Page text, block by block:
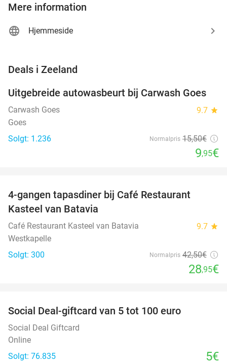
Mere information
Hjemmeside
Deals i Zeeland
36%
Uitgebreide autowasbeurt bij Carwash Goes
Carwash Goes 9.7 star
Goes
Solgt: 1.236
Normalpris 15,50€
9,95€
4-gangen tapasdiner bij Café Restaurant
Kasteel van Batavia
Café Restaurant Kasteel van Batavia 9.7 star
Westkapelle
Solgt: 300
Normalpris 42,50€
28,95€
Social Deal-giftcard van 5 tot 100 euro
Social Deal Giftcard
Online
Solgt: 76.835
5€